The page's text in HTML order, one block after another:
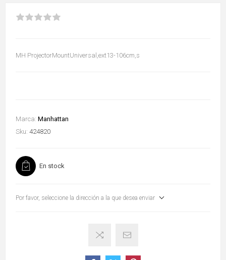
MH ProjectorMountUniversal,ext13-106cm,s
Marca: Manhattan
Sku: 424820
En stock
Por favor, seleccione la dirección a la que desea enviar